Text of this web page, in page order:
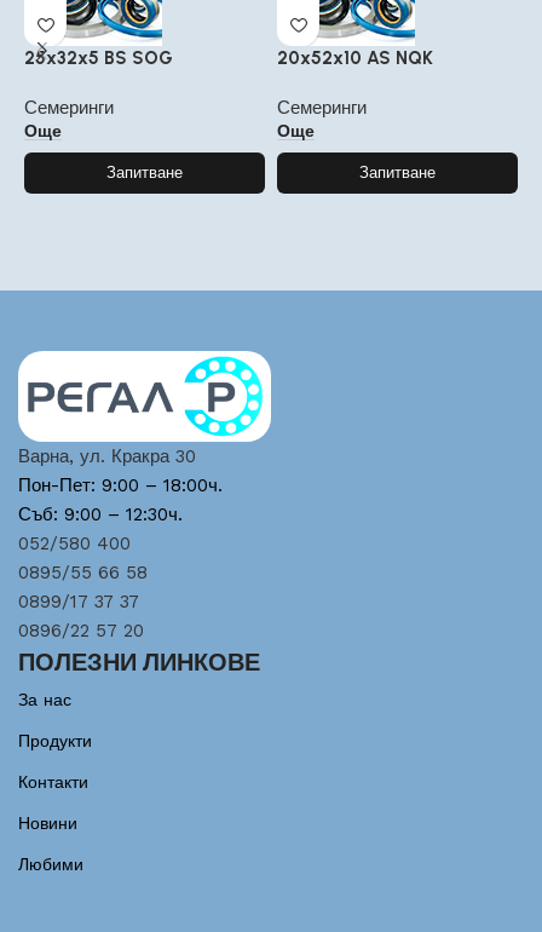
25x32x5 BS SOG
Семеринги
Още
Запитване
20x52x10 AS NQK
Семеринги
Още
Запитване
Варна, ул. Кракра 30
Пон-Пет: 9:00 – 18:00ч.
Съб: 9:00 – 12:30ч.
052/580 400
0895/55 66 58
0899/17 37 37
0896/22 57 20
ПОЛЕЗНИ ЛИНКОВЕ
За нас
Продукти
Контакти
Новини
Любими